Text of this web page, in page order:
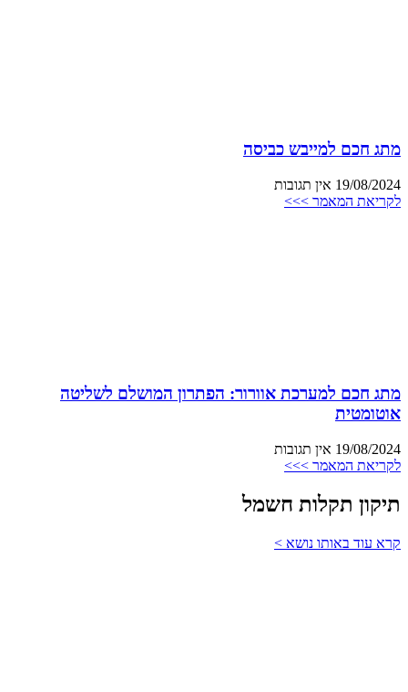
מתג חכם למייבש כביסה
19/08/2024 אין תגובות
לקריאת המאמר >>>
מתג חכם למערכת אוורור: הפתרון המושלם לשליטה
אוטומטית
19/08/2024 אין תגובות
לקריאת המאמר >>>
תיקון תקלות חשמל
קרא עוד באותו נושא >